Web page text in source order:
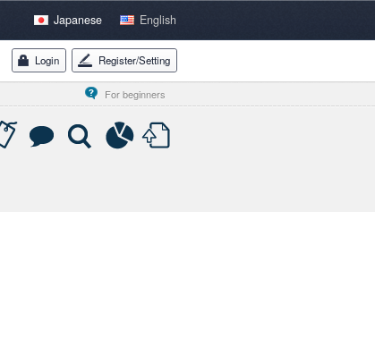
Login Register/Setting
Japanese English
For beginners